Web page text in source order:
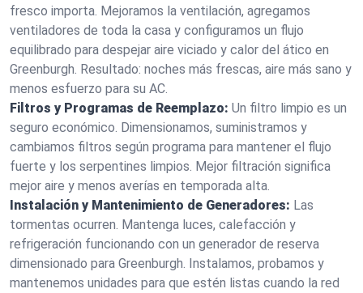
fresco importa. Mejoramos la ventilación, agregamos
ventiladores de toda la casa y configuramos un flujo
equilibrado para despejar aire viciado y calor del ático en
Greenburgh. Resultado: noches más frescas, aire más sano y
menos esfuerzo para su AC.
Filtros y Programas de Reemplazo: Un filtro limpio es un
seguro económico. Dimensionamos, suministramos y
cambiamos filtros según programa para mantener el flujo
fuerte y los serpentines limpios. Mejor filtración significa
mejor aire y menos averías en temporada alta.
Instalación y Mantenimiento de Generadores: Las
tormentas ocurren. Mantenga luces, calefacción y
refrigeración funcionando con un generador de reserva
dimensionado para Greenburgh. Instalamos, probamos y
mantenemos unidades para que estén listas cuando la red